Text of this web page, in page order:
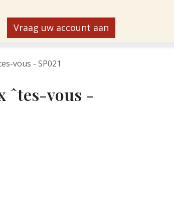
Vraag uw account aan
vous - SP021
ˆtes-vous -